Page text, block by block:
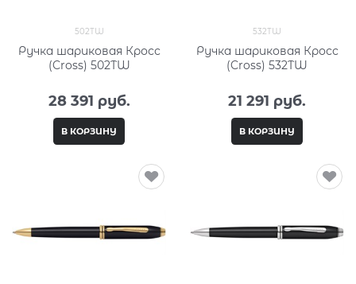
502TW
Ручка шариковая Кросс
(Cross) 502TW
28 391 руб.
В КОРЗИНУ
532TW
Ручка шариковая Кросс
(Cross) 532TW
21 291 руб.
В КОРЗИНУ